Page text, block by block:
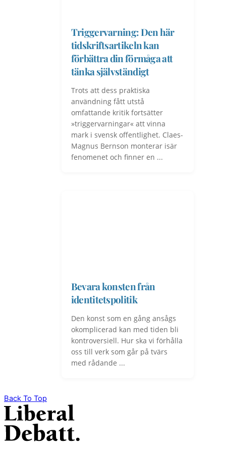
Triggervarning: Den här
tidskriftsartikeln kan
förbättra din förmåga att
tänka självständigt
Trots att dess praktiska
användning fått utstå
omfattande ­kritik fortsätter
»triggervarningar« att vinna
mark i svensk offentlighet. Claes-
Magnus Bernson monterar isär
fenomenet och finner en ...
Bevara konsten från
identitetspolitik
Den konst som en gång ansågs
okomplicerad kan med tiden bli
kontroversiell. Hur ska vi förhålla
oss till verk som går på tvärs
med rådande ...
Back To Top